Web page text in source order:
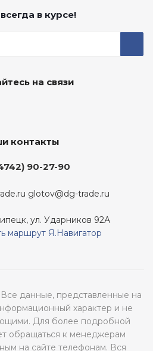
в курсе!
на связи
контакты
90-27-90
glotov@dg-trade.ru
ул. Ударников 92А
маршрут Я.Навигатор
данные, представленные на
характер и не
Для более подробной
обращаться к менеджерам
на сайте телефонам. Вся